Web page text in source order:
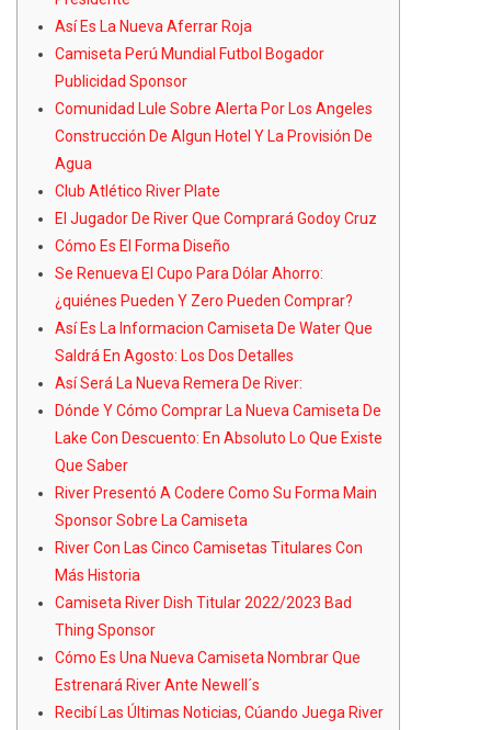
Así Es La Nueva Aferrar Roja
Camiseta Perú Mundial Futbol Bogador
Publicidad Sponsor
Comunidad Lule Sobre Alerta Por Los Angeles
Construcción De Algun Hotel Y La Provisión De
Agua
Club Atlético River Plate
El Jugador De River Que Comprará Godoy Cruz
Cómo Es El Forma Diseño
Se Renueva El Cupo Para Dólar Ahorro:
¿quiénes Pueden Y Zero Pueden Comprar?
Así Es La Informacion Camiseta De Water Que
Saldrá En Agosto: Los Dos Detalles
Así Será La Nueva Remera De River:
Dónde Y Cómo Comprar La Nueva Camiseta De
Lake Con Descuento: En Absoluto Lo Que Existe
Que Saber
River Presentó A Codere Como Su Forma Main
Sponsor Sobre La Camiseta
River Con Las Cinco Camisetas Titulares Con
Más Historia
Camiseta River Dish Titular 2022/2023 Bad
Thing Sponsor
Cómo Es Una Nueva Camiseta Nombrar Que
Estrenará River Ante Newell´s
Recibí Las Últimas Noticias, Cúando Juega River